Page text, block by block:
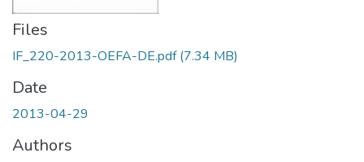
Files
IF_220-2013-OEFA-DE.pdf(7.34 MB)
Date
2013-04-29
Authors